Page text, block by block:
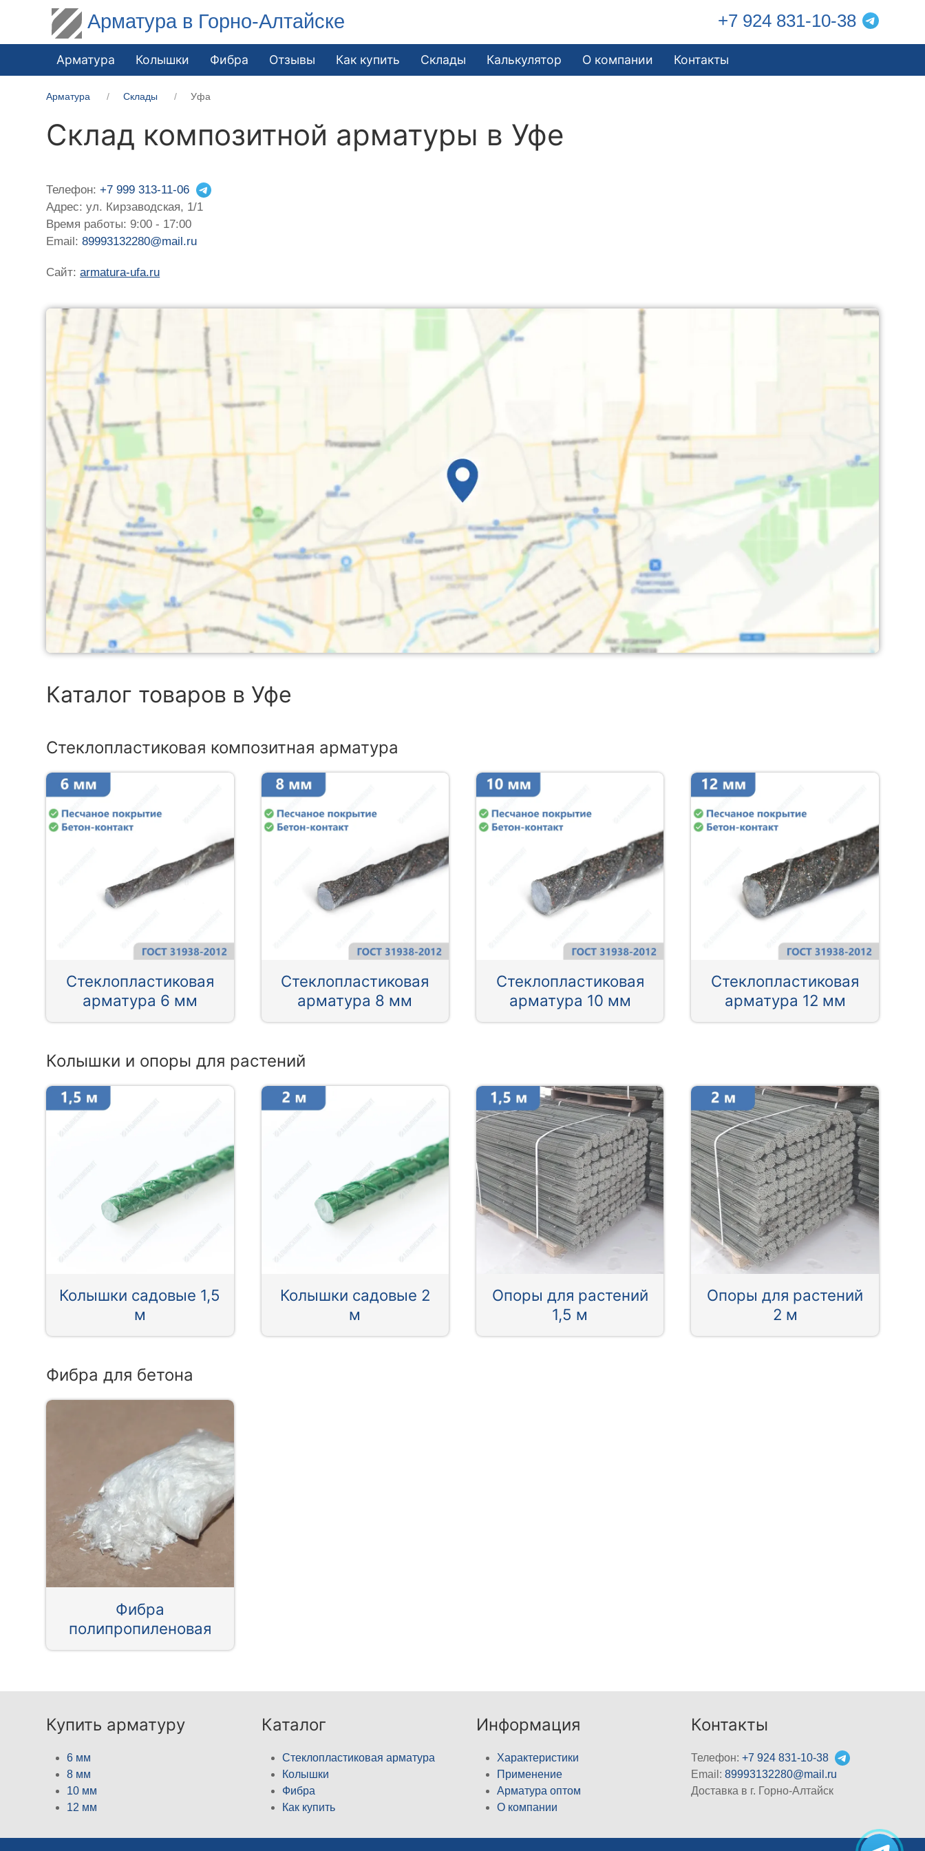
Арматура в Горно-Алтайске +7 924 831-10-38
Арматура Колышки Фибра Отзывы Как купить Склады Калькулятор О компании Контакты
Арматура Склады Уфа
Склад композитной арматуры в Уфе
Телефон:+7 999 313-11-06
Адрес: ул. Кирзаводская, 1/1
Время работы: 9:00 - 17:00
Email:89993132280@mail.ru
Сайт:armatura-ufa.ru
Каталог товаров в Уфе
Стеклопластиковая композитная арматура
Стеклопластиковая
арматура 6 мм
Стеклопластиковая
арматура 8 мм
Стеклопластиковая
арматура 10 мм
Стеклопластиковая
арматура 12 мм
Колышки и опоры для растений
Колышки садовые 1,5
м
Колышки садовые 2
м
Опоры для растений
1,5 м
Опоры для растений
2 м
Фибра для бетона
Фибра
полипропиленовая
Купить арматуру
6 мм
8 мм
10 мм
12 мм
Каталог
Стеклопластиковая арматура
Колышки
Фибра
Как купить
Информация
Характеристики
Применение
Арматура оптом
О компании
Контакты
Телефон:+7 924 831-10-38
Email:89993132280@mail.ru
Доставка в г. Горно-Алтайск